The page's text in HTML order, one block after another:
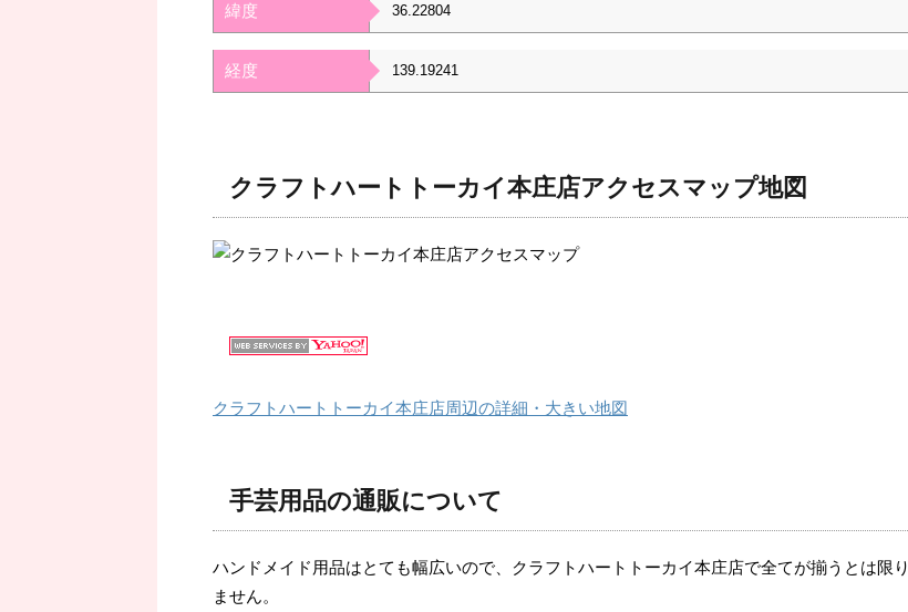
緯度 36.22804
経度 139.19241
クラフトハートトーカイ本庄店アクセスマップ地図
クラフトハートトーカイ本庄店周辺の詳細・大きい地図
手芸用品の通販について
ハンドメイド用品はとても幅広いので、クラフトハートトーカイ本庄店で全てが揃うとは限り
ません。